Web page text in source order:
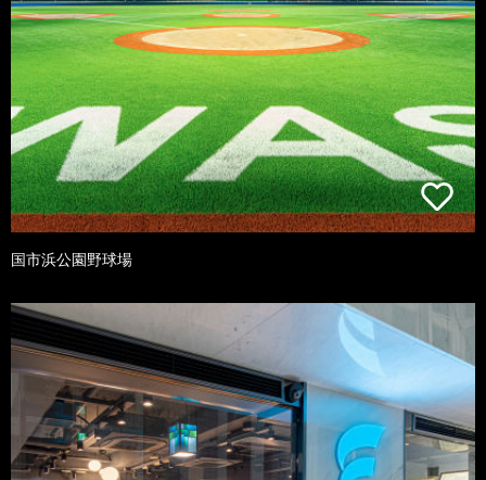
国市浜公園野球場